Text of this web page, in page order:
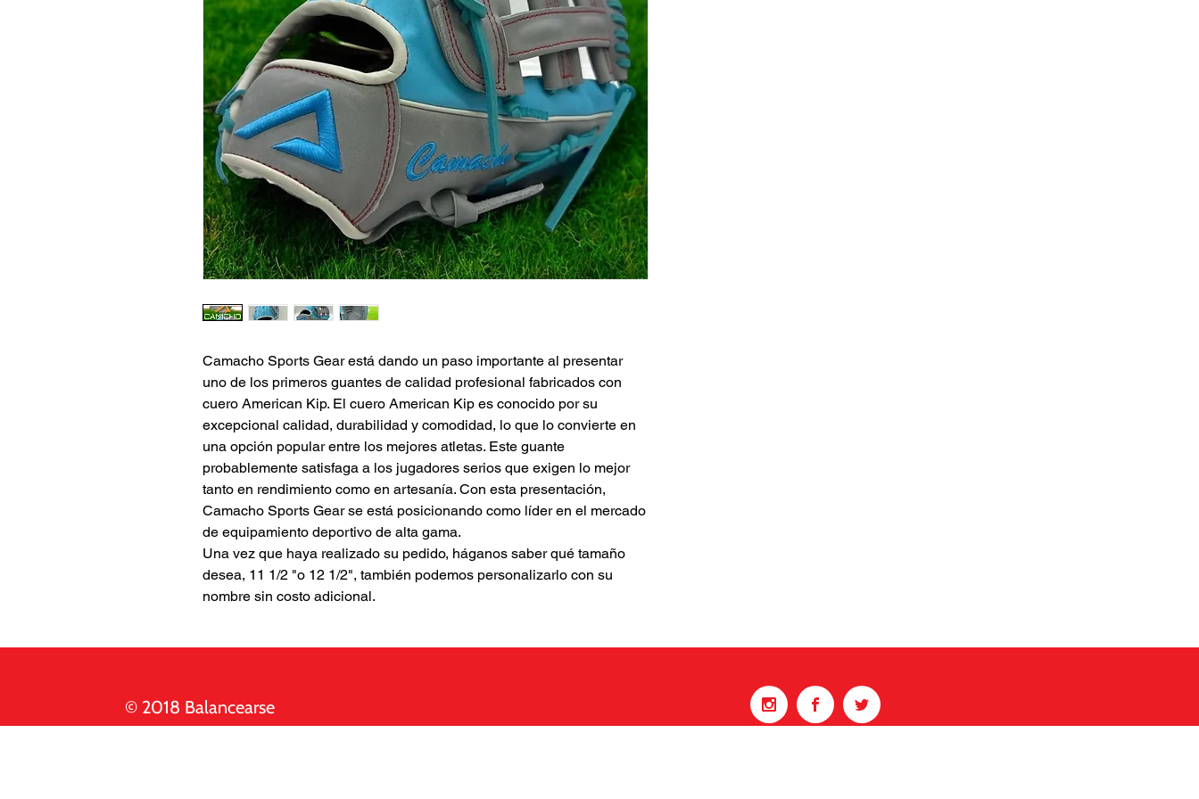
Camacho Sports Gear está dando un paso importante al presentar
uno de los primeros guantes de calidad profesional fabricados con
cuero American Kip. El cuero American Kip es conocido por su
excepcional calidad, durabilidad y comodidad, lo que lo convierte en
una opción popular entre los mejores atletas. Este guante
probablemente satisfaga a los jugadores serios que exigen lo mejor
tanto en rendimiento como en artesanía. Con esta presentación,
Camacho Sports Gear se está posicionando como líder en el mercado
de equipamiento deportivo de alta gama.
Una vez que haya realizado su pedido, háganos saber qué tamaño
desea, 11 1/2 "o 12 1/2", también podemos personalizarlo con su
nombre sin costo adicional.
© 2018 Balancearse